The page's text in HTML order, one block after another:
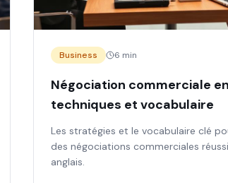
Business 6 min
Négociation commerciale
techniques et vocabulaire
Les stratégies et le vocabulaire clé
des négociations commerciales
anglais.